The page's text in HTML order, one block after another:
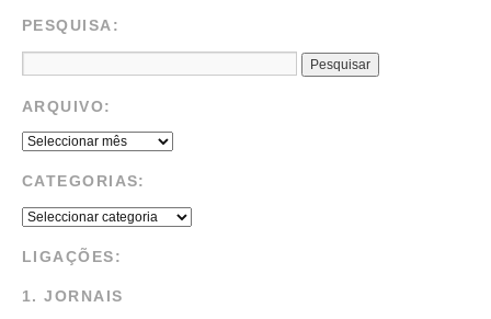
PESQUISA:
ARQUIVO:
CATEGORIAS:
LIGAÇÕES:
1. JORNAIS